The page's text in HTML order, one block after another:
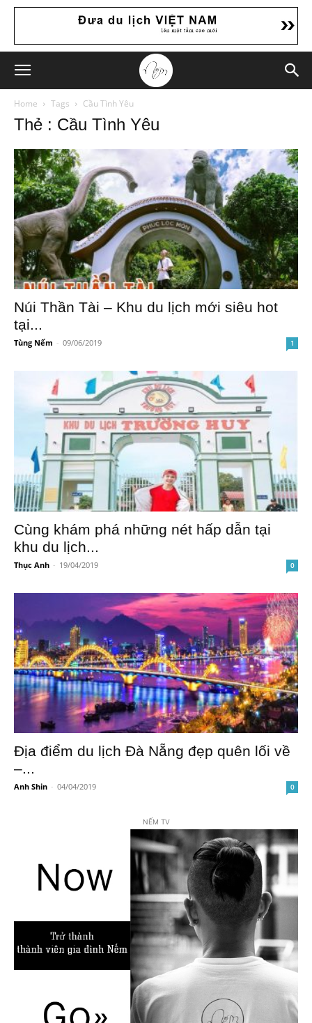
Home Tags Cầu Tình Yêu
Thẻ : Cầu Tình Yêu
Núi Thần Tài – Khu du lịch mới siêu hot
tại...
Tùng Nếm - 09/06/2019 1
Cùng khám phá những nét hấp dẫn tại
khu du lịch...
Thục Anh - 19/04/2019 0
Địa điểm du lịch Đà Nẵng đẹp quên lối về
–...
Anh Shin - 04/04/2019 0
NẾM TV